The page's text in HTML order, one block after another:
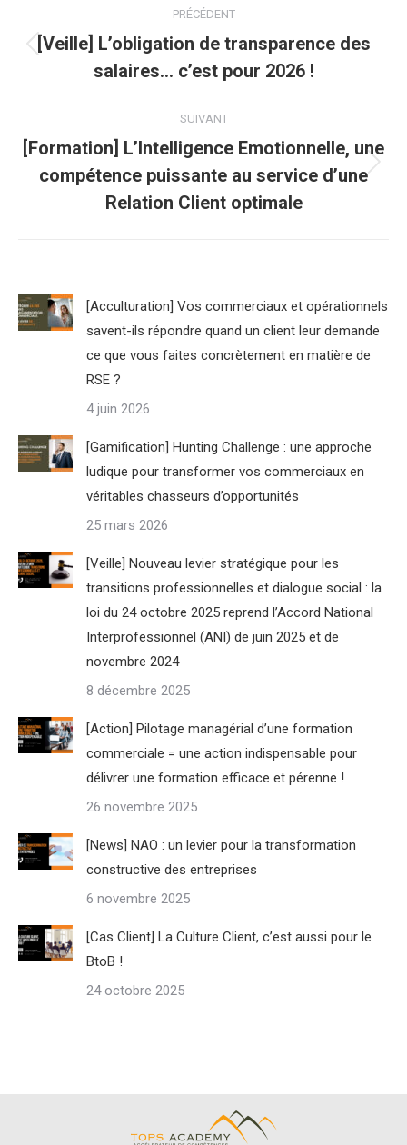
article
PRÉCÉDENT
Article
précédent
[Veille] L’obligation de transparence des
salaires… c’est pour 2026 !
SUIVANT
Article
suivant
[Formation] L’Intelligence Emotionnelle, une
compétence puissante au service d’une
Relation Client optimale
[Acculturation] Vos commerciaux et opérationnels
savent-ils répondre quand un client leur demande
ce que vous faites concrètement en matière de
RSE ?
4 juin 2026
[Gamification] Hunting Challenge : une approche
ludique pour transformer vos commerciaux en
véritables chasseurs d’opportunités
25 mars 2026
[Veille] Nouveau levier stratégique pour les
transitions professionnelles et dialogue social : la
loi du 24 octobre 2025 reprend l’Accord National
Interprofessionnel (ANI) de juin 2025 et de
novembre 2024
8 décembre 2025
[Action] Pilotage managérial d’une formation
commerciale = une action indispensable pour
délivrer une formation efficace et pérenne !
26 novembre 2025
[News] NAO : un levier pour la transformation
constructive des entreprises
6 novembre 2025
[Cas Client] La Culture Client, c’est aussi pour le
BtoB !
24 octobre 2025